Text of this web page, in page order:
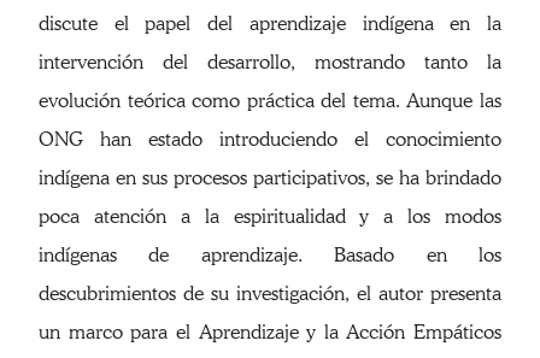
discute el papel del aprendizaje indígena en la
intervención del desarrollo, mostrando tanto la
evolución teórica como práctica del tema. Aunque las
ONG han estado introduciendo el conocimiento
indígena en sus procesos participativos, se ha brindado
poca atención a la espiritualidad y a los modos
indígenas de aprendizaje. Basado en los
descubrimientos de su investigación, el autor presenta
un marco para el Aprendizaje y la Acción Empáticos